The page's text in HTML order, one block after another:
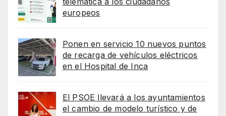
europeos
Ponen en servicio 10 nuevos puntos
de recarga de vehículos eléctricos
en el Hospital de Inca
El PSOE llevará a los ayuntamientos
el cambio de modelo turístico y de